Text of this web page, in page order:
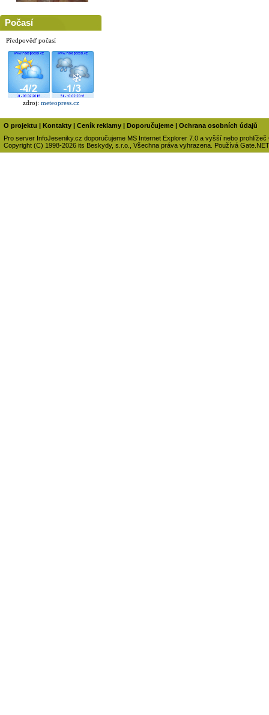
Počasí
Předpověď počasí
zdroj: meteopress.cz
O projektu Kontakty Ceník reklamy Doporučujeme
Ochrana osobních údajů
Pro server InfoJeseniky.cz doporučujeme MS Internet Explorer 7.0 a vyšší nebo prohlížeč
Copyright (C) 1998-2026 its Beskydy, s.r.o., Všechna práva vyhrazena. Používá